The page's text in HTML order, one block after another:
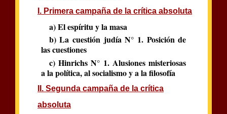
I. Primera campaña de la crítica absoluta
a) El espíritu y la masa
b) La cuestión judía N° 1. Posición de
las cuestiones
c) Hinrichs N° 1. Alusiones misteriosas
a la política, al socialismo y a la filosofía
II. Segunda campaña de la crítica
absoluta